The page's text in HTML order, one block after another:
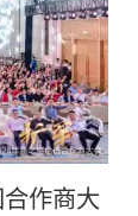
作商大